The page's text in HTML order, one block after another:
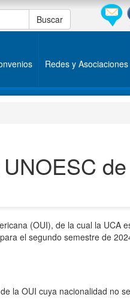
Redes y Asociaciones
de
(OUI), de la cual la UCA
el segundo semestre de
la OUI cuya nacionalidad no